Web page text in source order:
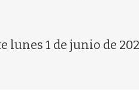
1 de junio de